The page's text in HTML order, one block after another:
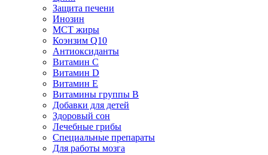
Защита печени
Инозин
МСТ жиры
Коэнзим Q10
Антиоксиданты
Витамин С
Витамин D
Витамин Е
Витамины группы B
Добавки для детей
Здоровый сон
Лечебные грибы
Специальные препараты
Для работы мозга